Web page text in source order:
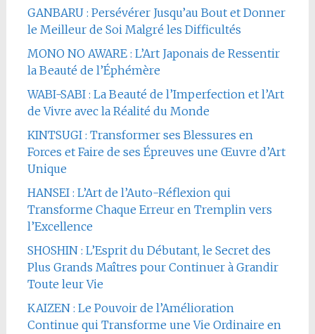
GANBARU : Persévérer Jusqu’au Bout et Donner
le Meilleur de Soi Malgré les Difficultés
MONO NO AWARE : L’Art Japonais de Ressentir
la Beauté de l’Éphémère
WABI-SABI : La Beauté de l’Imperfection et l’Art
de Vivre avec la Réalité du Monde
KINTSUGI : Transformer ses Blessures en
Forces et Faire de ses Épreuves une Œuvre d’Art
Unique
HANSEI : L’Art de l’Auto-Réflexion qui
Transforme Chaque Erreur en Tremplin vers
l’Excellence
SHOSHIN : L’Esprit du Débutant, le Secret des
Plus Grands Maîtres pour Continuer à Grandir
Toute leur Vie
KAIZEN : Le Pouvoir de l’Amélioration
Continue qui Transforme une Vie Ordinaire en